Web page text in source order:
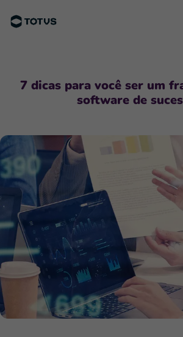
7 dicas para você ser um
software de